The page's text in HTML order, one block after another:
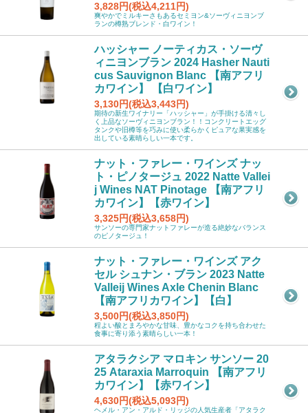
3,828円(税込4,211円)
爽やかでミルキーさもあるセミヨン&ソーヴィニヨンブ
ランの樽熟ブレンド・白ワイン！
ハッシャー ノーティカス・ソーヴ
ィニヨンブラン 2024 Hasher Nauti
cus Sauvignon Blanc 【南アフリ
カワイン】 【白ワイン】
3,130円(税込3,443円)
期待の新生ワイナリー「ハッシャー」が手掛ける清々し
く上品なソーヴィニヨンブラン！！コンクリートエッグ
タンクや旧樽等を巧みに使い柔らかくピュアな果実感を
出している素晴らしい一本です。
ナット・ファレー・ワインズ ナッ
ト・ピノタージュ 2022 Natte Vallei
j Wines NAT Pinotage 【南アフリ
カワイン】【赤ワイン】
3,325円(税込3,658円)
サンソーの専門家ナットファレーが造る絶妙なバランス
のピノタージュ！
ナット・ファレー・ワインズ アク
セル シュナン・ブラン 2023 Natte
Valleij Wines Axle Chenin Blanc
【南アフリカワイン】【白】
3,500円(税込3,850円)
程よい酸とまろやかな甘味、豊かなコクを持ち合わせた
食事に寄り添う素晴らしい一本！
アタラクシア マロキン サンソー 20
25 Ataraxia Marroquin 【南アフリ
カワイン】【赤ワイン】
4,630円(税込5,093円)
ヘメル・アン・アルド・リッジの人気生産者「アタラク